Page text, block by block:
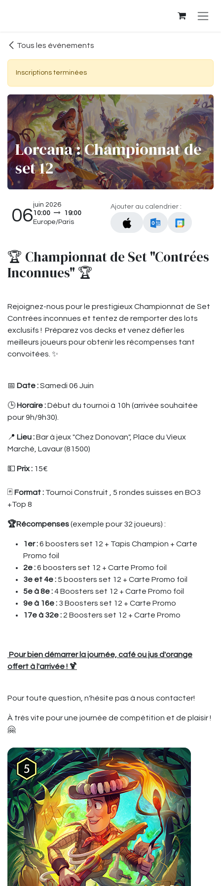
Tous les événements
Inscriptions terminées
Lorcana : Championnat de
set 12
06
juin 2026
10:00
19:00
Europe/Paris
Ajouter au calendrier :
🏆 Championnat de Set "Contrées
Inconnues" 🏆
Rejoignez-nous pour le prestigieux Championnat de Set
Contrées inconnues et tentez de remporter des lots
exclusifs ! Préparez vos decks et venez défier les
meilleurs joueurs pour obtenir les récompenses tant
convoitées. ✨
📅 Date :Samedi 06 Juin
🕒 Horaire :Début du tournoi à 10h (arrivée souhaitée
pour 9h/9h30).
📍 Lieu :Bar à jeux "Chez Donovan", Place du Vieux
Marché, Lavaur (81500)
💵 Prix : 15€
🃏 Format : Tournoi Construit , 5 rondes suisses en BO3
+Top 8
🏆Récompenses(exemple pour 32 joueurs) :
1er :6 boosters set 12 + Tapis Champion + Carte
Promo foil
2e :6 boosters set 12 + Carte Promo foil
3e et 4e :5 boosters set 12 + Carte Promo foil
5e à 8e :4 Boosters set 12 + Carte Promo foil
9e à 16e : 3 Boosters set 12 + Carte Promo
17e à 32e : 2 Boosters set 12 + Carte Promo
Pour bien démarrer la journée, café ou jus d'orange
offert à l'arrivée ! 🍹
Pour toute question, n'hésite pas à nous contacter!
À très vite pour une journée de compétition et de plaisir !
🤗